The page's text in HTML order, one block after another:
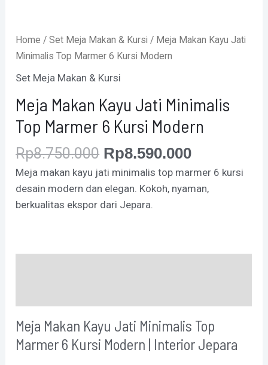
Home /Set Meja Makan & Kursi / Meja Makan Kayu Jati
Minimalis Top Marmer 6 Kursi Modern
Set Meja Makan & Kursi
Meja Makan Kayu Jati Minimalis
Top Marmer 6 Kursi Modern
Rp8.750.000 Rp8.590.000
Meja makan kayu jati minimalis top marmer 6 kursi
desain modern dan elegan. Kokoh, nyaman,
berkualitas ekspor dari Jepara.
Meja Makan Kayu Jati Minimalis Top
Marmer 6 Kursi Modern | Interior Jepara